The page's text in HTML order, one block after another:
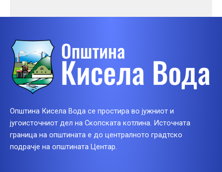
Општина Кисела Вода се простира во јужниот и
југоисточниот дел на Скопската котлина. Источната
граница на општината е до централното градтско
подрачје на општината Центар.